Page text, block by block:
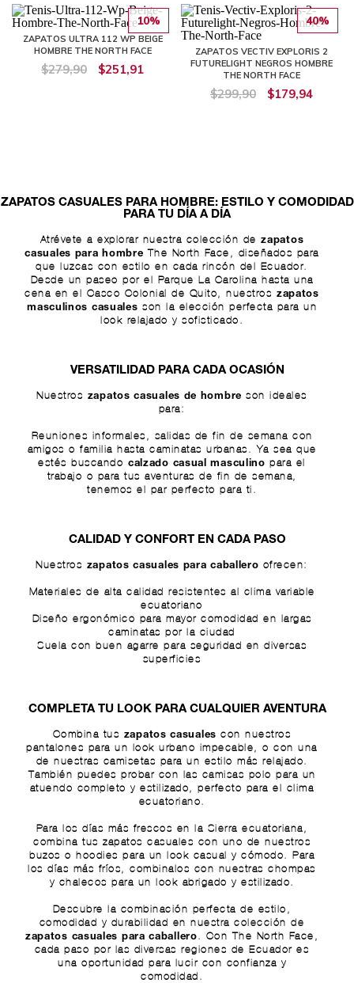
10%
ZAPATOS ULTRA 112 WP BEIGE
HOMBRE THE NORTH FACE
$279,90 $251,91
40%
ZAPATOS VECTIV EXPLORIS 2
FUTURELIGHT NEGROS HOMBRE
THE NORTH FACE
$299,90 $179,94
ZAPATOS CASUALES PARA HOMBRE: ESTILO Y COMODIDAD
PARA TU DÍA A DÍA
Atrévete a explorar nuestra colección dezapatos
casuales para hombre The North Face, diseñados para
que luzcas con estilo en cada rincón del Ecuador.
Desde un paseo por el Parque La Carolina hasta una
cena en el Casco Colonial de Quito, nuestros
zapatos
masculinos casuales son la elección perfecta para un
look relajado y sofisticado.
VERSATILIDAD PARA CADA OCASIÓN
Nuestros zapatos casuales de hombre son ideales
para:
Reuniones informales, salidas de fin de semana con
amigos o familia hasta caminatas urbanas. Ya sea que
estés buscando
calzado casual masculino para el
trabajo o para tus aventuras de fin de semana,
tenemos el par perfecto para ti.
CALIDAD Y CONFORT EN CADA PASO
Nuestros zapatos casuales para caballero ofrecen:
Materiales de alta calidad resistentes al clima variable
ecuatoriano
Diseño ergonómico para mayor comodidad en largas
caminatas por la ciudad
Suela con buen agarre para seguridad en diversas
superficies
COMPLETA TU LOOK PARA CUALQUIER AVENTURA
Combina tus zapatos casuales con nuestros
pantalones para un look urbano impecable, o con una
de nuestras camisetas para un estilo más relajado.
También puedes probar con las camisas polo para un
atuendo completo y estilizado, perfecto para el clima
ecuatoriano.
Para los días más frescos en la Sierra ecuatoriana,
combina tus zapatos casuales con uno de nuestros
buzos o hoodies para un look casual y cómodo. Para
los días más fríos, combinalos con nuestraschompas
y chalecos para un look abrigado y estilizado.
Descubre la combinación perfecta de estilo,
comodidad y durabilidad en nuestra colección de
zapatos casuales para caballero. Con The North Face,
cada paso por las diversas regiones de Ecuador es
una oportunidad para lucir con confianza y
comodidad.